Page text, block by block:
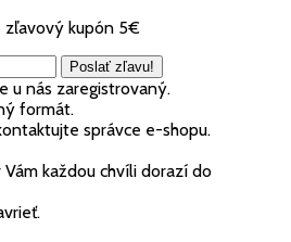
zľavový kupón 5€
u nás zaregistrovaný.
formát.
správce e-shopu.
každou chvíli dorazí do